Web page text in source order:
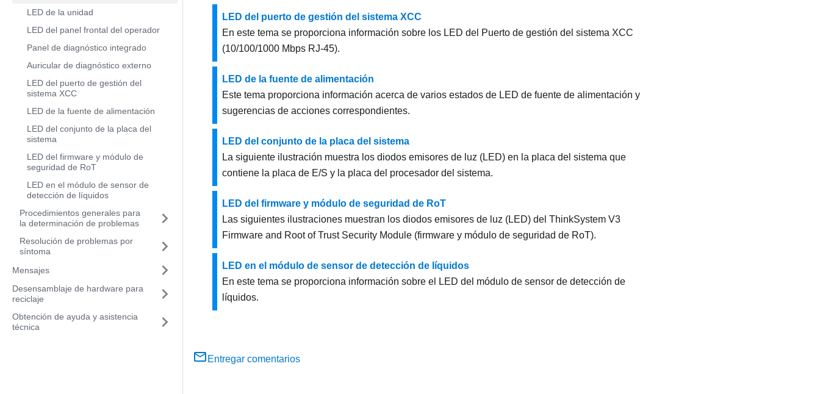
LED de la unidad
LED del panel frontal del operador
Panel de diagnóstico integrado
Auricular de diagnóstico externo
LED del puerto de gestión del
sistema XCC
LED de la fuente de alimentación
LED del conjunto de la placa del
sistema
LED del firmware y módulo de
seguridad de RoT
LED en el módulo de sensor de
detección de líquidos
Procedimientos generales para
la determinación de problemas
Resolución de problemas por
síntoma
Mensajes
Desensamblaje de hardware para
reciclaje
Obtención de ayuda y asistencia
técnica
LED del puerto de gestión del sistema XCC
En este tema se proporciona información sobre los LED del Puerto de gestión del sistema XCC
(10/100/1000 Mbps RJ-45).
LED de la fuente de alimentación
Este tema proporciona información acerca de varios estados de LED de fuente de alimentación y
sugerencias de acciones correspondientes.
LED del conjunto de la placa del sistema
La siguiente ilustración muestra los diodos emisores de luz (LED) en la placa del sistema que
contiene la placa de E/S y la placa del procesador del sistema.
LED del firmware y módulo de seguridad de RoT
Las siguientes ilustraciones muestran los diodos emisores de luz (LED) del ThinkSystem V3
Firmware and Root of Trust Security Module (firmware y módulo de seguridad de RoT).
LED en el módulo de sensor de detección de líquidos
En este tema se proporciona información sobre el LED del módulo de sensor de detección de
líquidos.
Entregar comentarios